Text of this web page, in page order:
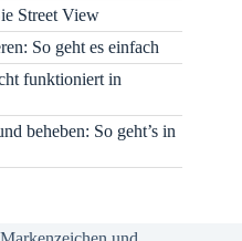
Street View
So geht es einfach
funktioniert in
beheben: So geht’s in